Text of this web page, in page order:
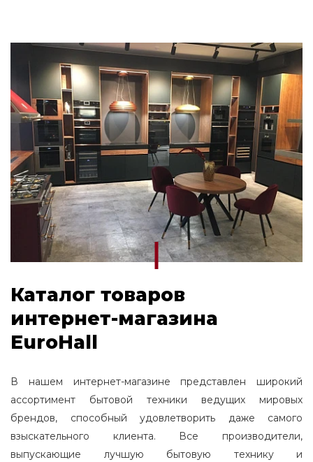
Каталог товаров
интернет-магазина
EuroHall
В нашем интернет-магазине представлен широкий
ассортимент бытовой техники ведущих мировых
брендов, способный удовлетворить даже самого
взыскательного клиента. Все производители,
выпускающие лучшую бытовую технику и